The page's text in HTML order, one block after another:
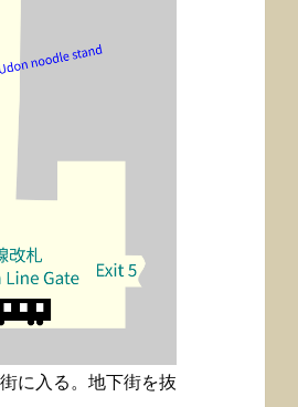
に入る。地下街を抜